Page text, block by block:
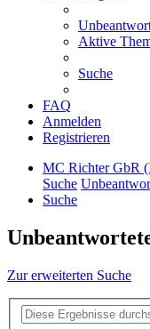
Aktive
Suche
FAQ
Anmelden
Registrieren
MC Richter GbR
Suche
Suche
Zur erweiterten Suche